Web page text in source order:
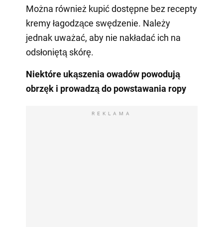
Można również kupić dostępne bez recepty
kremy łagodzące swędzenie. Należy
jednak uważać, aby nie nakładać ich na
odsłoniętą skórę.
Niektóre ukąszenia owadów powodują
obrzęk i prowadzą do powstawania ropy
REKLAMA